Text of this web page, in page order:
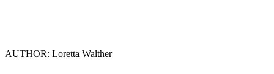
AUTHOR: Loretta Walther